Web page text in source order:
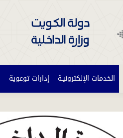
الخدمات الإلكترونيـة إدارات توعوية